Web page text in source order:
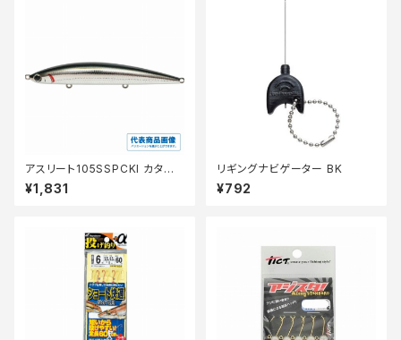
アスリート105SSPCKI カタク
チ
¥1,831
リギングナビゲーター BK
¥792